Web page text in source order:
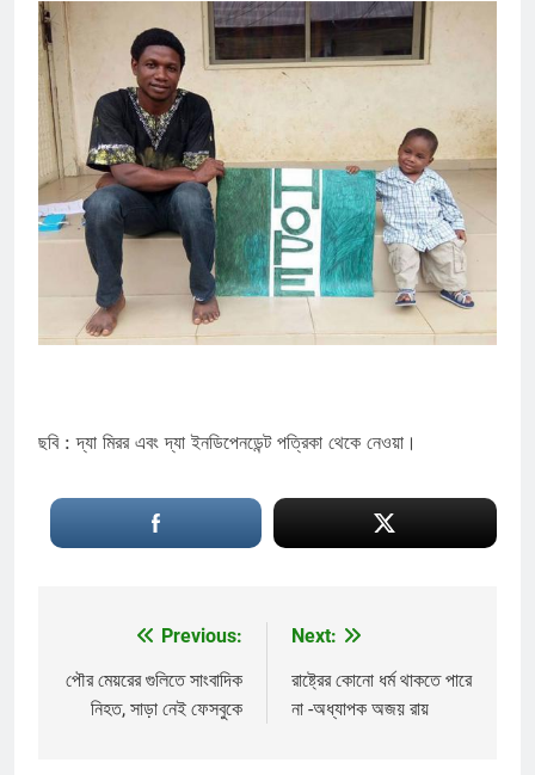
ছবি : দ্যা মিরর এবং দ্যা ইনডিপেনডেন্ট পত্রিকা থেকে নেওয়া।
navigation
Previous:
পৌর মেয়রের গুলিতে সাংবাদিক
নিহত, সাড়া নেই ফেসবুকে
Next:
রাষ্ট্রের কোনো ধর্ম থাকতে পারে
না -অধ্যাপক অজয় রায়